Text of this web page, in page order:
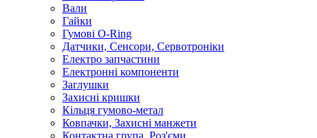
Вали
Гайки
Гумові O-Ring
Датчики, Сенсори, Сервотроніки
Електро запчастини
Електронні компоненти
Заглушки
Захисні кришки
Кільця гумово-метал
Ковпачки, Захисні манжети
Контактна група, Роз'єми